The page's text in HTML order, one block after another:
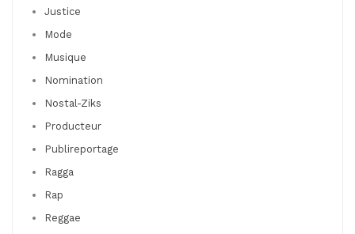
Justice
Mode
Musique
Nomination
Nostal-Ziks
Producteur
Publireportage
Ragga
Rap
Reggae